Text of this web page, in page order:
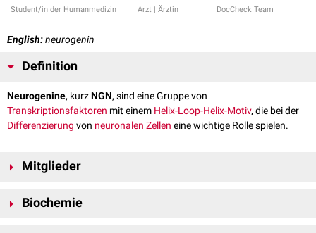
Student/in der Humanmedizin Arzt | Ärztin DocCheck Team
English:neurogenin
Definition
Neurogenine, kurzNGN, sind eine Gruppe von
Transkriptionsfaktoren mit einem Helix-Loop-Helix-Motiv, die bei der
Differenzierung von neuronalen Zellen eine wichtige Rolle spielen.
Mitglieder
Neurogenin 1
Biochemie